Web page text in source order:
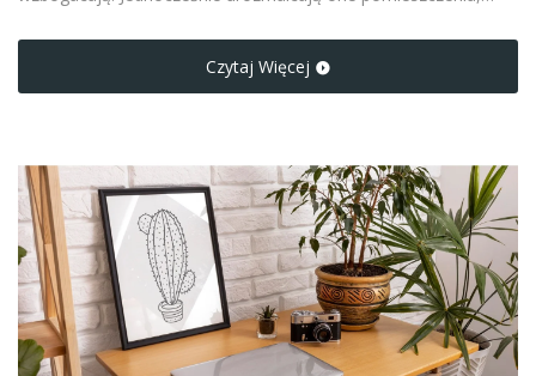
jeszcze bardziej nadać charakteru danej grafice.
Czytaj Więcej